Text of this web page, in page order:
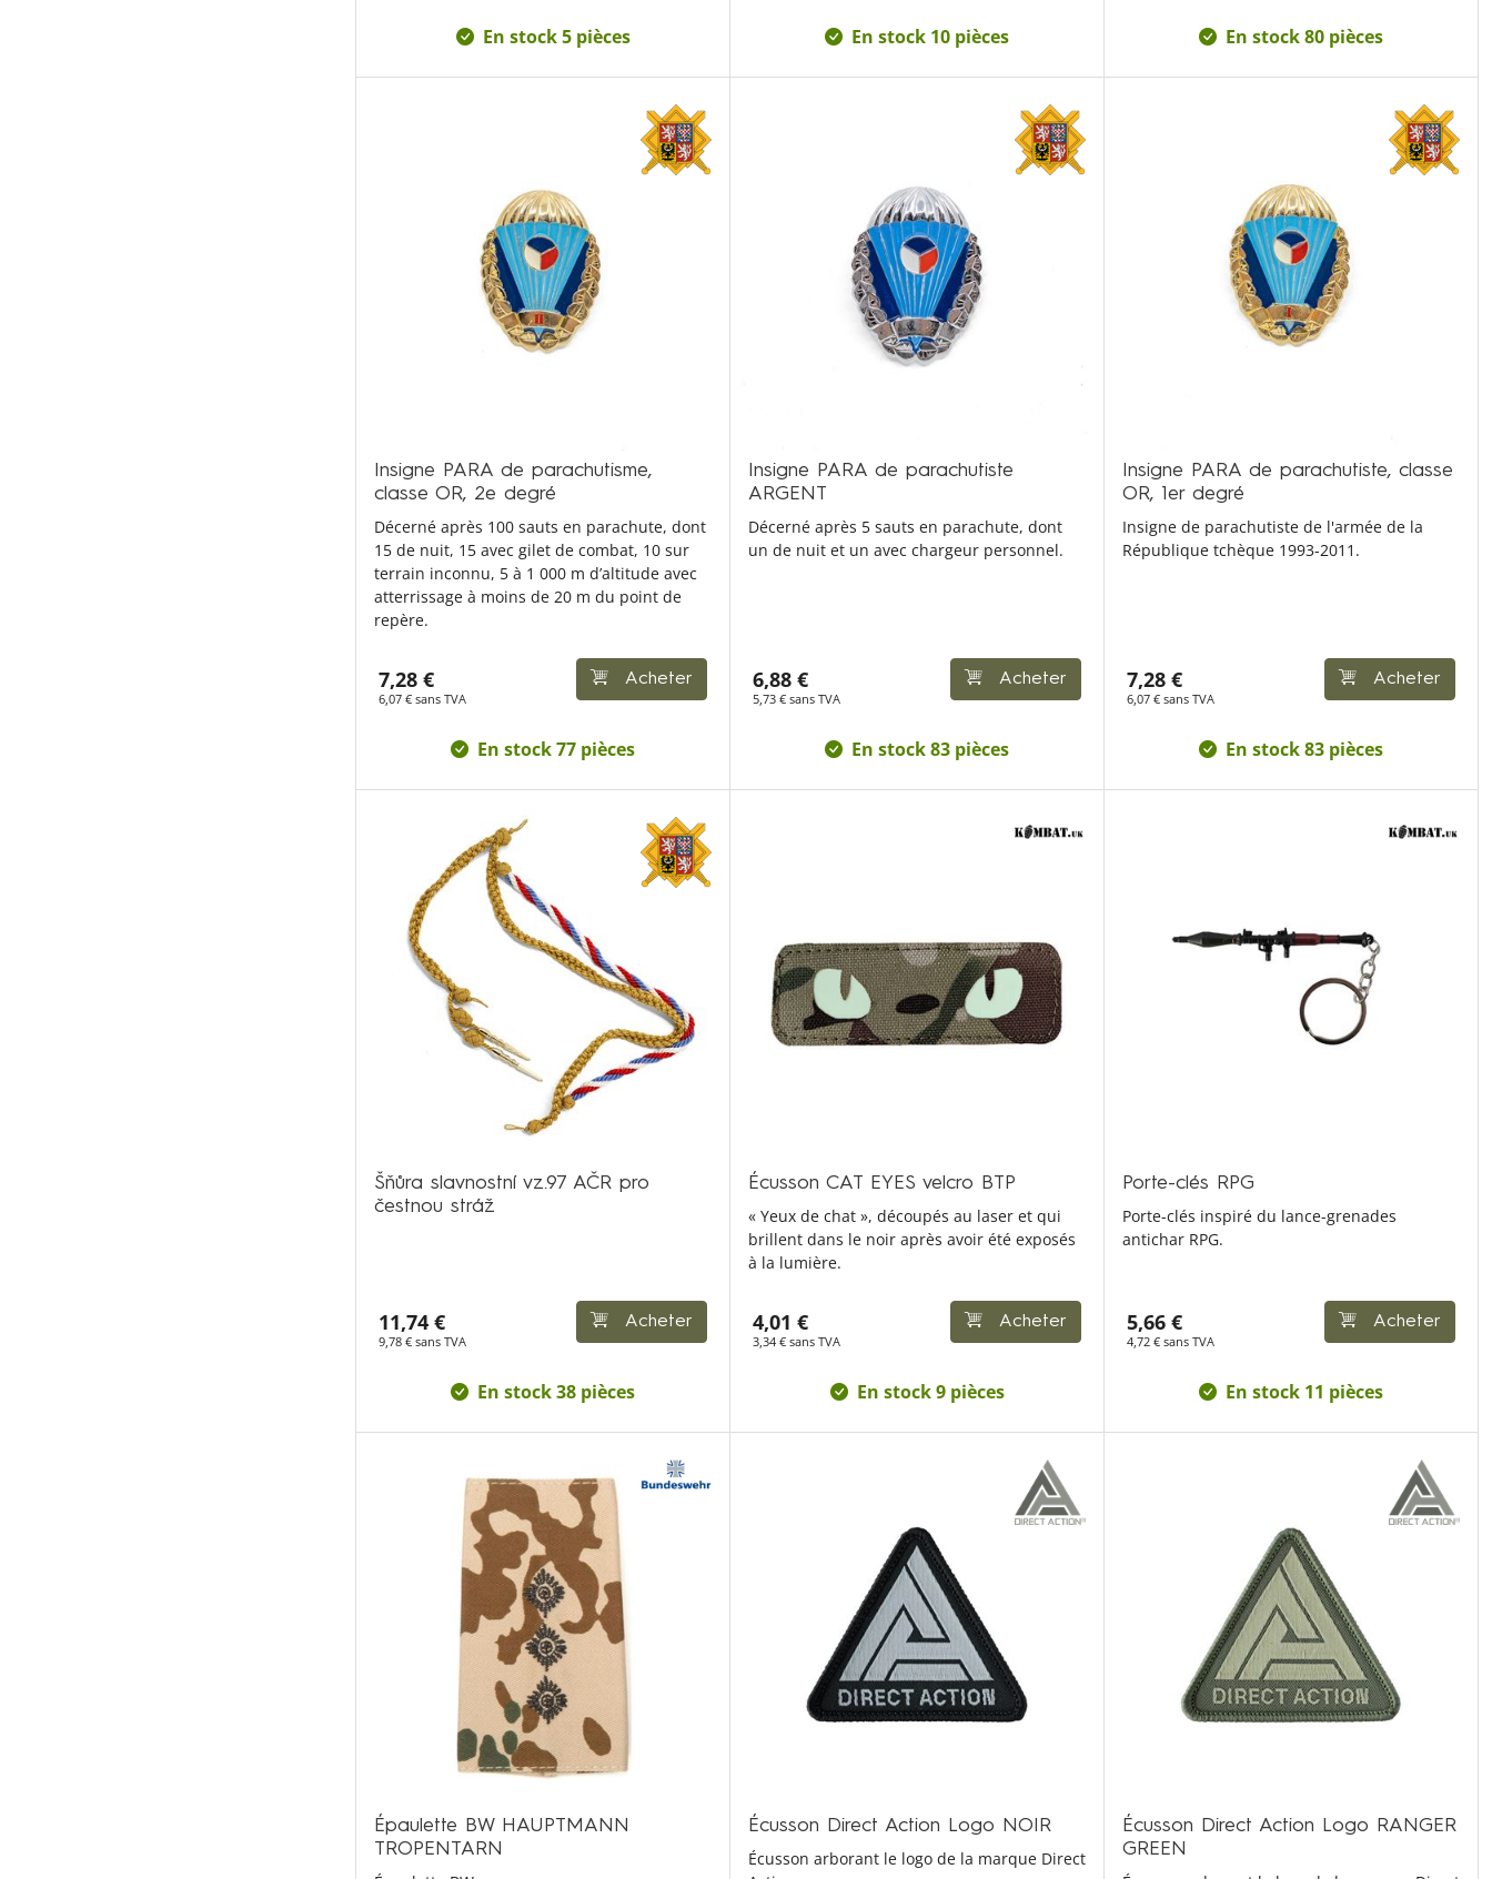
En stock 5 pièces En stock 10 pièces En stock 80 pièces
Insigne PARA de parachutisme,
classe OR, 2e degré
Décerné après 100 sauts en parachute, dont
15 de nuit, 15 avec gilet de combat, 10 sur
terrain inconnu, 5 à 1 000 m d’altitude avec
atterrissage à moins de 20 m du point de
repère.
7,28 €
6,07 € sans TVA
Acheter
En stock 77 pièces
Insigne PARA de parachutiste
ARGENT
Décerné après 5 sauts en parachute, dont
un de nuit et un avec chargeur personnel.
6,88 €
5,73 € sans TVA
Acheter
En stock 83 pièces
Insigne PARA de parachutiste, classe
OR, 1er degré
Insigne de parachutiste de l'armée de la
République tchèque 1993-2011.
7,28 €
6,07 € sans TVA
Acheter
En stock 83 pièces
Šňůra slavnostní vz.97 AČR pro
čestnou stráž
11,74 €
9,78 € sans TVA
Acheter
En stock 38 pièces
Écusson CAT EYES velcro BTP
« Yeux de chat », découpés au laser et qui
brillent dans le noir après avoir été exposés
à la lumière.
4,01 €
3,34 € sans TVA
Acheter
En stock 9 pièces
Porte-clés RPG
Porte-clés inspiré du lance-grenades
antichar RPG.
5,66 €
4,72 € sans TVA
Acheter
En stock 11 pièces
Épaulette BW HAUPTMANN
TROPENTARN
Écusson Direct Action Logo NOIR
Écusson arborant le logo de la marque Direct
Écusson Direct Action Logo RANGER
GREEN